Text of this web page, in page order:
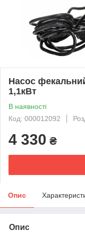
Насос
1,1кВт
В наявності
Код: 000012092
4 330 ₴
Опис
Опис